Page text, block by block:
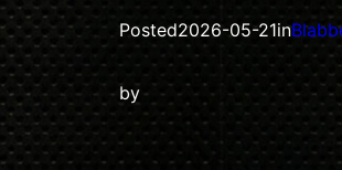
Posted2026-05-21in
by